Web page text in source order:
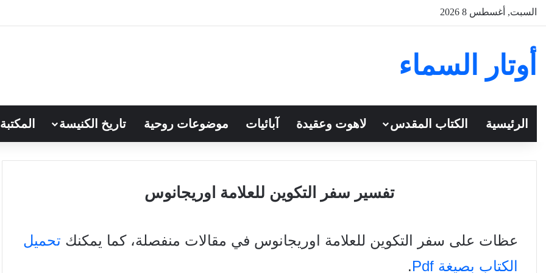
السبت, أغسطس 8 2026
أوتار السماء
الرئيسية الكتاب المقدس لاهوت وعقيدة آبائيات موضوعات روحية تاريخ الكنيسة المكتبة
تفسير سفر التكوين للعلامة اوريجانوس
عظات على سفر التكوين للعلامة اوريجانوس في مقالات منفصلة، كما يمكنك تحميل
الكتاب بصيغة Pdf
.